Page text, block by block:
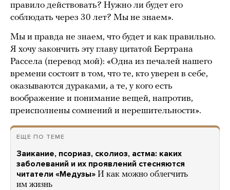
правило действовать? Нужно ли будет его
соблюдать через 30 лет? Мы не знаем».
Мы и правда не знаем, что будет и как правильно.
Я хочу закончить эту главу цитатой Бертрана
Рассела (перевод мой): «Одна из печалей нашего
времени состоит в том, что те, кто уверен в себе,
оказываются дураками, а те, у кого есть
воображение и понимание вещей, напротив,
преисполнены сомнений и нерешительности».
ЕЩЕ ПО ТЕМЕ
Заикание, псориаз, сколиоз, астма: каких
заболеваний и их проявлений стесняются
читатели «Медузы» И как можно облегчить
им жизнь